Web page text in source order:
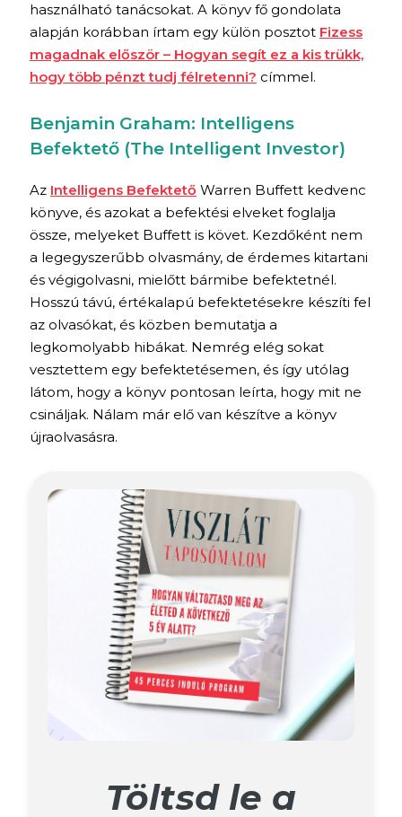
használható tanácsokat. A könyv fő gondolata
alapján korábban írtam egy külön posztot Fizess
magadnak először – Hogyan segít ez a kis trükk,
hogy több pénzt tudj félretenni? címmel.
Benjamin Graham: Intelligens
Befektető (The Intelligent Investor)
Az Intelligens Befektető Warren Buffett kedvenc
könyve, és azokat a befektési elveket foglalja
össze, melyeket Buffett is követ. Kezdőként nem
a legegyszerűbb olvasmány, de érdemes kitartani
és végigolvasni, mielőtt bármibe befektetnél.
Hosszú távú, értékalapú befektetésekre készíti fel
az olvasókat, és közben bemutatja a
legkomolyabb hibákat. Nemrég elég sokat
vesztettem egy befektetésemen, és így utólag
látom, hogy a könyv pontosan leírta, hogy mit ne
csináljak. Nálam már elő van készítve a könyv
újraolvasásra.
Töltsd le a